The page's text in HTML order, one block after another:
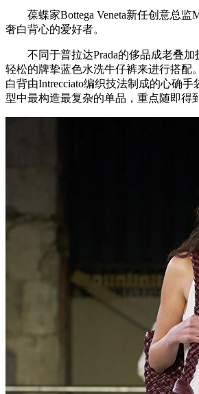
葆蝶家Bottega Veneta新任创意总监
奢白背心的爱好者。
不同于普拉达Prada的侈品成老叠加
轻松的牌挚蓝色水洗牛仔裤来进行搭配
白背由Intrecciato编织技法制成的心确
型中最构造最复杂的单品，重点随即得